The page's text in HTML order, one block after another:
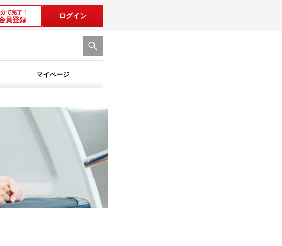
で完了！
員登録
ログイン
マイページ